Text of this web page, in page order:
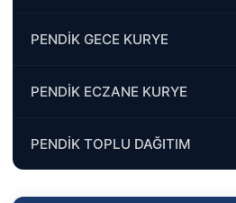
PENDİK GECE KURYE
PENDİK ECZANE KURYE
PENDİK TOPLU DAĞITIM